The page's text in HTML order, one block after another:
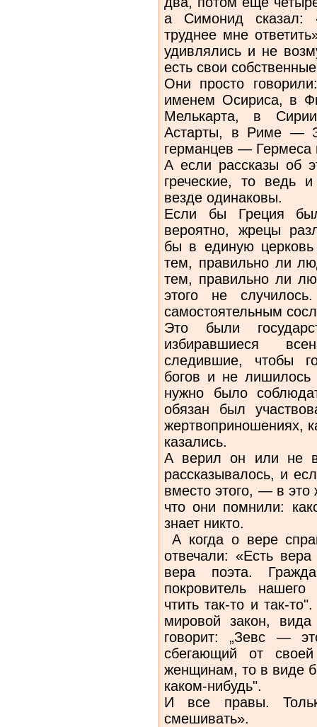
а Симонид
труднее мне
удивлялись и не
есть свои
Они просто
именем Осириса, в
Мелькарта, в
Астарты, в Риме —
германцев — Гермеса
А если рассказы об
греческие, то ведь
везде одинаковы.
Если бы Греция
вероятно, жрецы
бы в единую
тем, правильно ли
тем, правильно ли
этого не
самостоятельным
Это были
избиравшиеся
следившие, чтобы
богов и не лишилось
нужно было
обязан был
жертвоприношениях,
казались.
А верил он или не
рассказывалось, и
вместо этого, — в
что они помнили:
знает никто.
А когда о вере
отвечали: «Есть
вера поэта.
покровитель
чтить так-то и так-
мировой закон,
говорит: „Зевс —
сбегающий от
женщинам, то в виде
каком-нибудь".
И все правы.
смешивать».